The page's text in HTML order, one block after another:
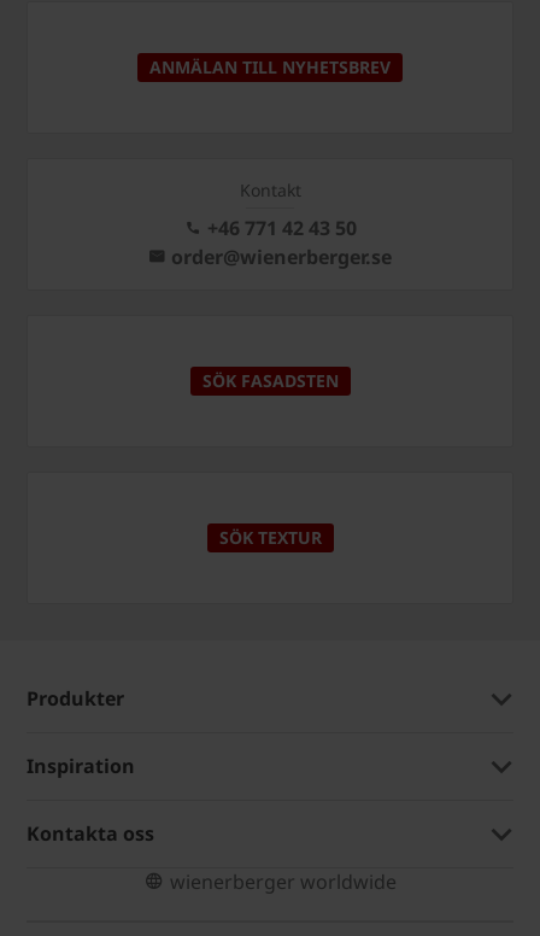
ANMÄLAN TILL NYHETSBREV
Kontakt
+46 771 42 43 50
order@wienerberger.se
SÖK FASADSTEN
SÖK TEXTUR
Produkter
Inspiration
Kontakta oss
wienerberger worldwide